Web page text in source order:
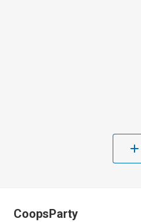
CoopsParty